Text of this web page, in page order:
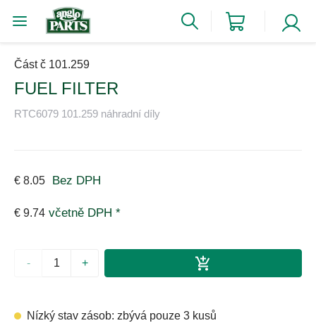
Část č 101.259
FUEL FILTER
RTC6079 101.259 náhradní díly
€ 8.05 Bez DPH
€ 9.74 včetně DPH *
- +
Nízký stav zásob: zbývá pouze 3 kusů